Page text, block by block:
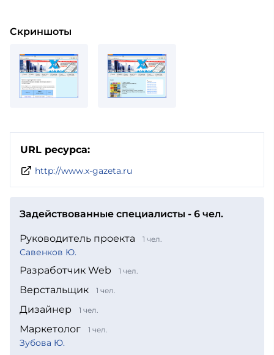
Скриншоты
URL ресурса:
http://www.x-gazeta.ru
Задействованные специалисты - 6 чел.
Руководитель проекта 1 чел.
Савенков Ю.
Разработчик Web 1 чел.
Верстальщик 1 чел.
Дизайнер 1 чел.
Маркетолог 1 чел.
Зубова Ю.